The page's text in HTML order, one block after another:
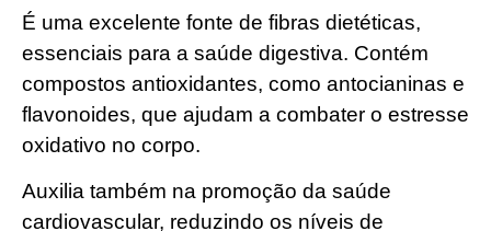
É uma excelente fonte de fibras dietéticas,
essenciais para a saúde digestiva. Contém
compostos antioxidantes, como antocianinas e
flavonoides, que ajudam a combater o estresse
oxidativo no corpo.
Auxilia também na promoção da saúde
cardiovascular, reduzindo os níveis de